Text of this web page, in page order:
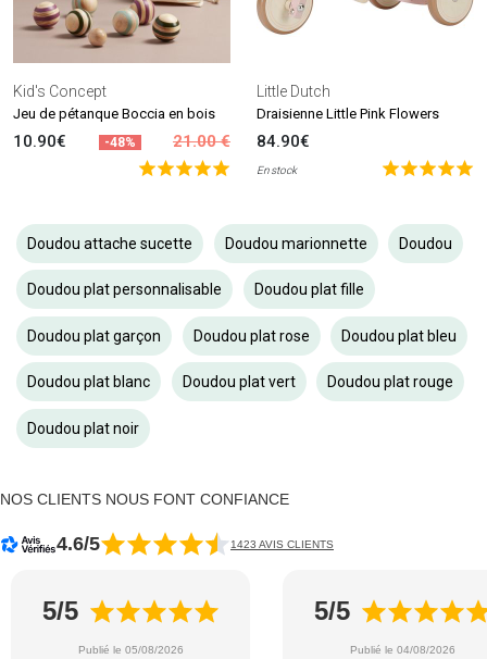
Kid's Concept
Jeu de pétanque Boccia en bois
10.90€ -48% 21.00 €
Little Dutch
Draisienne Little Pink Flowers
84.90€
En stock
Doudou attache sucette Doudou marionnette Doudou
Doudou plat personnalisable Doudou plat fille
Doudou plat garçon Doudou plat rose Doudou plat bleu
Doudou plat blanc Doudou plat vert Doudou plat rouge
Doudou plat noir
NOS CLIENTS NOUS FONT CONFIANCE
4.6/5 1423 AVIS CLIENTS
5/5
Publié le 05/08/2026
5/5
Publié le 04/08/2026